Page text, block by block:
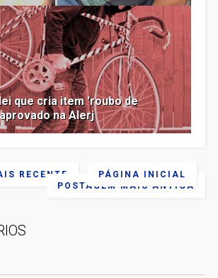
que cria item 'roubo de
na Alerj
RECENTE
POSTAGEM MAIS ANTIGA
PÁGINA INICIAL